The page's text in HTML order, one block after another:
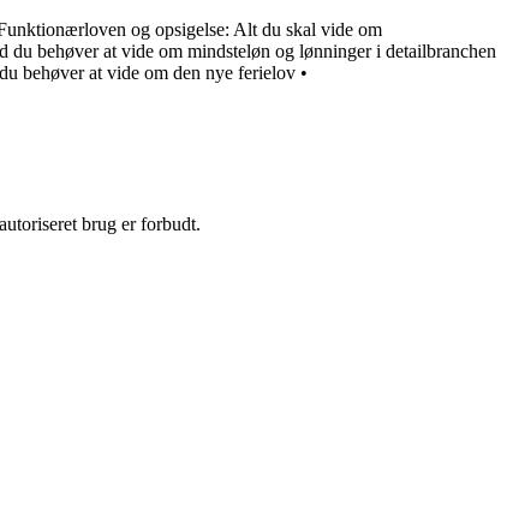
og opsigelse: Alt du skal vide om
du behøver at vide om mindsteløn og lønninger i detailbranchen
behøver at vide om den nye ferielov •
brug er forbudt.